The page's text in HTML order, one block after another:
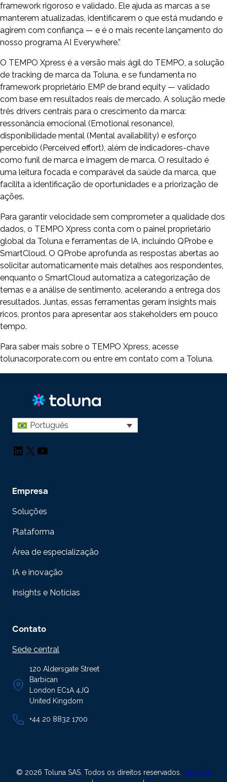
framework rigoroso e validado. Ele ajuda as marcas a se
manterem atualizadas, identificarem o que está mudando e
agirem com confiança — e é o mais recente lançamento do
nosso programa AI Everywhere.”
O TEMPO Xpress é a versão mais ágil do TEMPO, a solução
de tracking de marca da Toluna, e se fundamenta no
framework proprietário EMP de brand equity — validado
com base em resultados reais de mercado. A solução mede
três drivers centrais para o crescimento da marca:
ressonância emocional (Emotional resonance),
disponibilidade mental (Mental availability) e esforço
percebido (Perceived effort), além de indicadores-chave
como funil de marca e imagem de marca. O resultado é
uma leitura focada e comparável da saúde da marca, que
facilita a identificação de oportunidades e a priorização de
ações.
Para garantir velocidade sem comprometer a qualidade dos
dados, o TEMPO Xpress conta com o painel proprietário
global da Toluna e ferramentas de IA, incluindo QProbe e
SmartCloud. O QProbe aprofunda as respostas abertas ao
solicitar automaticamente mais detalhes aos respondentes,
enquanto o SmartCloud automatiza a categorização de
temas e a análise de sentimento, acelerando a entrega dos
resultados. Juntas, essas ferramentas geram insights mais
ricos, prontos para apresentar aos stakeholders em pouco
tempo.
Para saber mais sobre o TEMPO Xpress, acesse
tolunacorporate.com ou entre em contato com a Toluna.
Português
LinkedIn
X YouTube
Empresa
Soluções
Plataforma
Área de especialização
IA e inovação
Insights e Notícias
Contato
Sede central
120 Aldersgate Street
Barbican
London EC1A 4JQ
United Kingdom
+44 20 8832 1700
© 2026 Toluna SAS. Todos os direitos reservados. Terms &